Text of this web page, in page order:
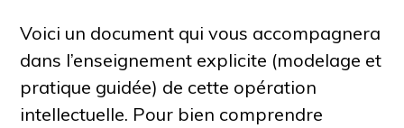
Voici un document qui vous accompagnera
dans l’enseignement explicite (modelage et
pratique guidée) de cette opération
intellectuelle. Pour bien comprendre